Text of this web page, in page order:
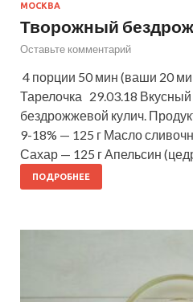
МОСКВА
Творожный
Оставьте комментарий
4 порции 50 мин (ваши 20
Тарелочка 29.03.18
бездрожжевой кулич.
9-18% — 125 г Масло
Сахар — 125 г Апельсин
ПОДРОБНЕЕ